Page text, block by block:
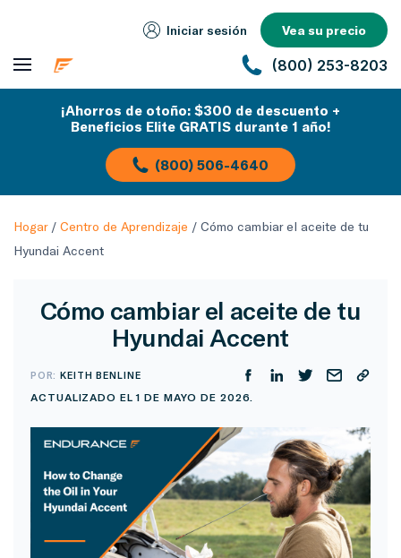
Iniciar sesión Vea su precio
(800) 253-8203
¡Ahorros de otoño: $300 de descuento +
Beneficios Elite GRATIS durante 1 año!
(800) 506-4640
Hogar/ Centro de Aprendizaje / Cómo cambiar el aceite de tu
Hyundai Accent
Cómo cambiar el aceite de tu
Hyundai Accent
POR:KEITH BENLINE
ACTUALIZADO EL 1 DE MAYO DE 2026.